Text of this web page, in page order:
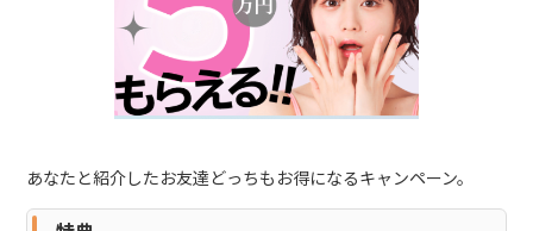
あなたと紹介したお友達どっちもお得になるキャンペーン。